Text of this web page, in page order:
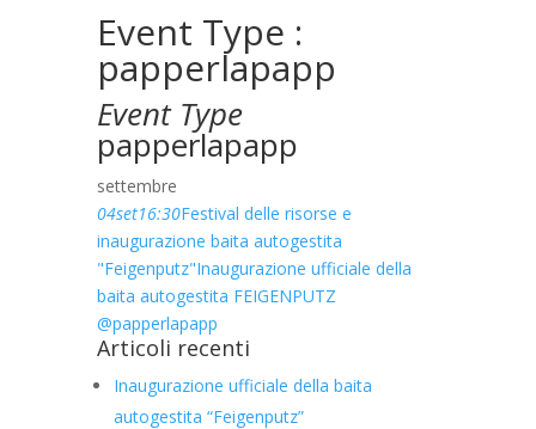
Event Type :
papperlapapp
Event Type
papperlapapp
settembre
04set16:30Festival delle risorse e
inaugurazione baita autogestita
"Feigenputz"Inaugurazione ufficiale della
baita autogestita FEIGENPUTZ
@papperlapapp
Articoli recenti
Inaugurazione ufficiale della baita
autogestita “Feigenputz”